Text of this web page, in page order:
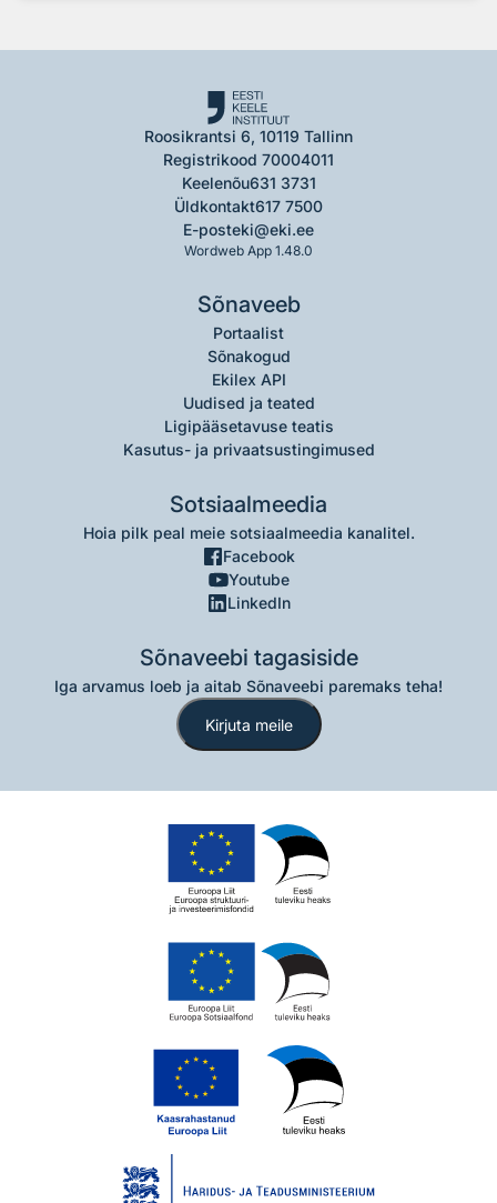
Roosikrantsi 6, 10119 Tallinn
Registrikood 70004011
Keelenõu631 3731
Üldkontakt617 7500
E-posteki@eki.ee
Wordweb App 1.48.0
Sõnaveeb
Portaalist
Sõnakogud
Ekilex API
Uudised ja teated
Ligipääsetavuse teatis
Kasutus- ja privaatsustingimused
Sotsiaalmeedia
Hoia pilk peal meie sotsiaalmeedia kanalitel.
Facebook
Youtube
LinkedIn
Sõnaveebi tagasiside
Iga arvamus loeb ja aitab Sõnaveebi paremaks teha!
Kirjuta meile